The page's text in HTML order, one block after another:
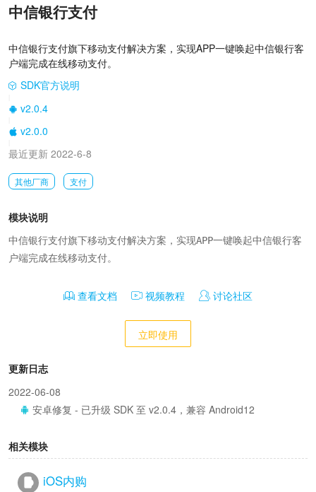
中信银行支付
中信银行支付旗下移动支付解决方案，实现APP一键唤起中信银行客
户端完成在线移动支付。
SDK官方说明
v2.0.4
v2.0.0
最近更新 2022-6-8
其他厂商 支付
模块说明
中信银行支付旗下移动支付解决方案，实现APP一键唤起中信银行客
户端完成在线移动支付。
查看文档 视频教程 讨论社区
立即使用
更新日志
2022-06-08
安卓修复 - 已升级 SDK 至 v2.0.4，兼容 Android12
相关模块
iOS内购